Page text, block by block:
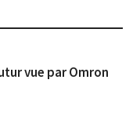
vue par Omron